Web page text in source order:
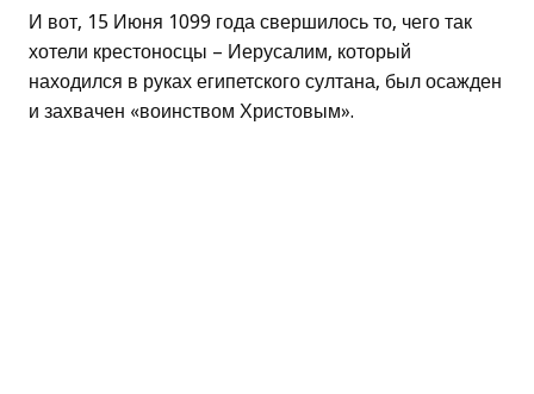
И вот, 15 Июня 1099 года свершилось то, чего так
хотели крестоносцы – Иерусалим, который
находился в руках египетского султана, был осажден
и захвачен «воинством Христовым».